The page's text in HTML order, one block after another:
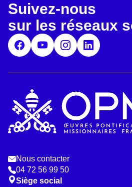
R
P
D
*
Suivez-nous
sur les réseaux
Nous contacter
04 72 56 99 50
Siège social